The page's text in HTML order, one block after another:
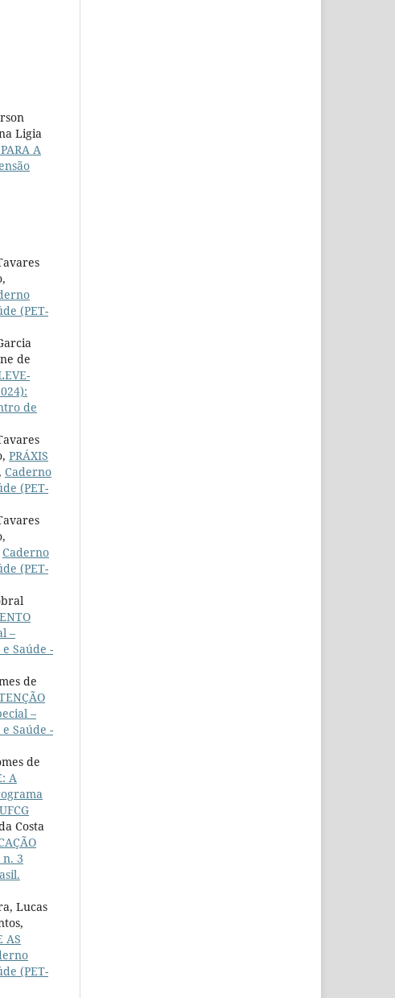
Ligia
A
(PET-
de
de
PRÁXIS
Caderno
(PET-
Caderno
(PET-
–
Saúde -
de
–
Saúde -
de
A
Costa
3
Lucas
AS
(PET-